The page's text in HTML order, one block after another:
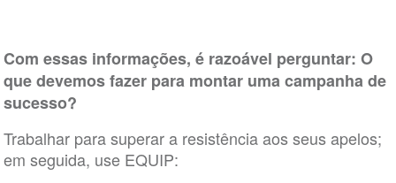
Com essas informações, é razoável perguntar: O
que devemos fazer para montar uma campanha de
sucesso?
Trabalhar para superar a resistência aos seus apelos;
em seguida, use EQUIP: